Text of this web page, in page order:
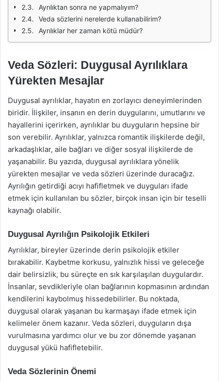
Ayrılıktan sonra ne yapmalıyım?
Veda sözlerini nerelerde kullanabilirim?
Ayrılıklar her zaman kötü müdür?
Veda Sözleri: Duygusal Ayrılıklara
Yürekten Mesajlar
Duygusal ayrılıklar, hayatın en zorlayıcı deneyimlerinden
biridir. İlişkiler, insanın en derin duygularını, umutlarını ve
hayallerini içerirken, ayrılıklar bu duyguların hepsine bir
son verebilir. Ayrılıklar, yalnızca romantik ilişkilerde değil,
arkadaşlıklar, aile bağları ve diğer sosyal ilişkilerde de
yaşanabilir. Bu yazıda, duygusal ayrılıklara yönelik
yürekten mesajlar ve veda sözleri üzerinde duracağız.
Ayrılığın getirdiği acıyı hafifletmek ve duyguları ifade
etmek için kullanılan bu sözler, birçok insan için bir teselli
kaynağı olabilir.
Duygusal Ayrılığın Psikolojik Etkileri
Ayrılıklar, bireyler üzerinde derin psikolojik etkiler
bırakabilir. Kaybetme korkusu, yalnızlık hissi ve geleceğe
dair belirsizlik, bu süreçte en sık karşılaşılan duygulardır.
İnsanlar, sevdikleriyle olan bağlarının kopmasının ardından
kendilerini kaybolmuş hissedebilirler. Bu noktada,
duygusal olarak yaşanan bu karmaşayı ifade etmek için
kelimeler önem kazanır. Veda sözleri, duyguların dışa
vurulmasına yardımcı olur ve bu zor dönemde yaşanan
duygusal yükü hafifletebilir.
Veda Sözlerinin Önemi